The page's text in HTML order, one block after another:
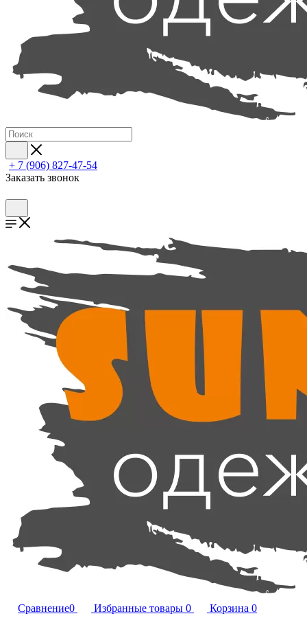
+ 7 (906) 827-47-54
Заказать звонок
Сравнение0 Избранные товары 0 Корзина 0